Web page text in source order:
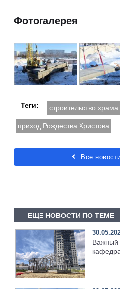
Фотогалерея
Теги: строительство храма
приход Рождества Христова
Все
ЕЩЕ НОВОСТИ ПО ТЕМЕ
Важный